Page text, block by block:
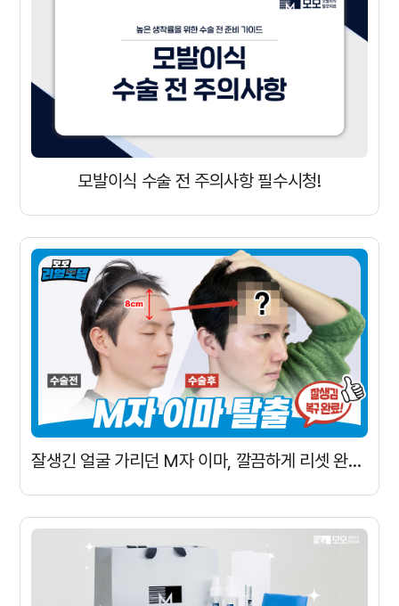
모발이식 수술 전 주의사항 필수시청!
잘생긴 얼굴 가리던 M자 이마, 깔끔하게 리셋 완료!ㅣ모모 리얼모델 BEFORE